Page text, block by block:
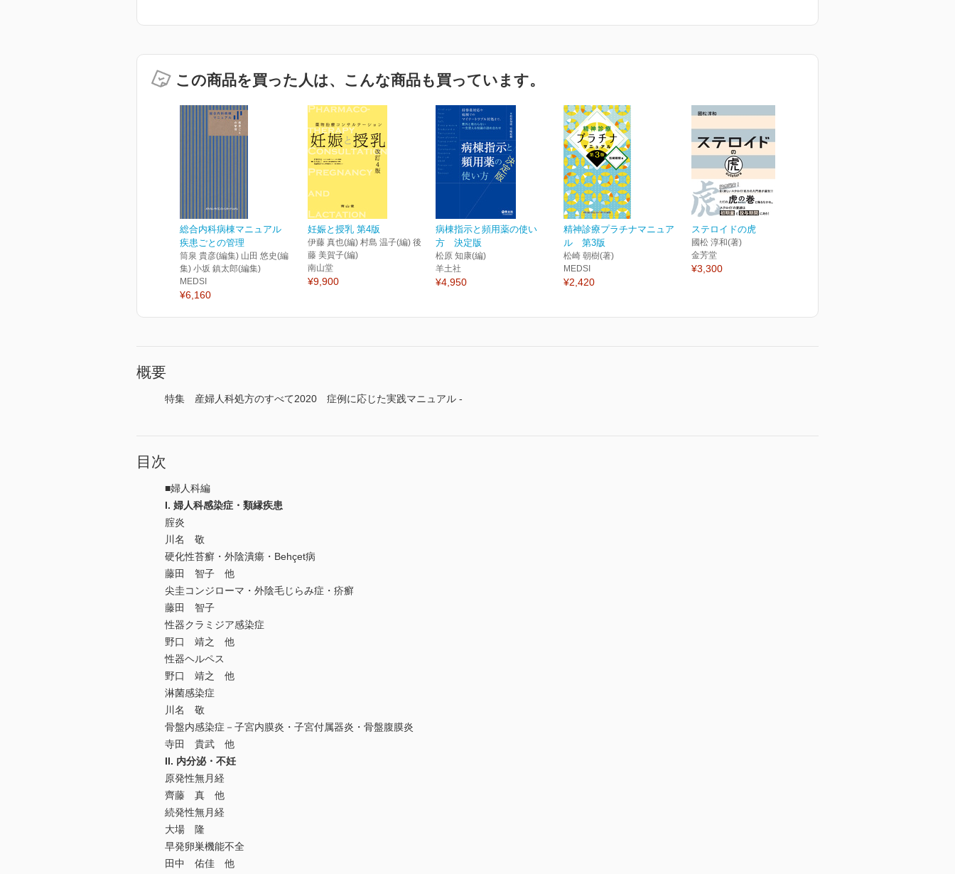
この商品を買った人は、こんな商品も買っています。
総合内科病棟マニュアル
疾患ごとの管理
筒泉 貴彦(編集) 山田 悠史(編
集) 小坂 鎮太郎(編集)
MEDSI
¥6,160
妊娠と授乳 第4版
伊藤 真也(編) 村島 温子(編) 後
藤 美賀子(編)
南山堂
¥9,900
病棟指示と頻用薬の使い
方 決定版
松原 知康(編)
羊土社
¥4,950
精神診療プラチナマニュア
ル 第3版
松崎 朝樹(著)
MEDSI
¥2,420
ステロイドの虎
國松 淳和(著)
金芳堂
¥3,300
概要
特集 産婦人科処方のすべて2020 症例に応じた実践マニュアル -
目次
■婦人科編
I. 婦人科感染症・類縁疾患
腟炎
川名 敬
硬化性苔癬・外陰潰瘍・Behçet病
藤田 智子 他
尖圭コンジローマ・外陰毛じらみ症・疥癬
藤田 智子
性器クラミジア感染症
野口 靖之 他
性器ヘルペス
野口 靖之 他
淋菌感染症
川名 敬
骨盤内感染症－子宮内膜炎・子宮付属器炎・骨盤腹膜炎
寺田 貴武 他
II. 内分泌・不妊
原発性無月経
齊藤 真 他
続発性無月経
大場 隆
早発卵巣機能不全
田中 佑佳 他